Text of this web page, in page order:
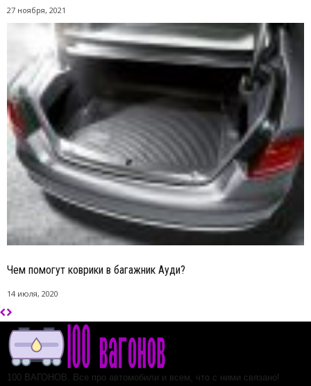
27 ноября, 2021
Чем помогут коврики в багажник Ауди?
14 июля, 2020
100 ВАГОНОВ. Все про автомобили и всем, что с ними связано!